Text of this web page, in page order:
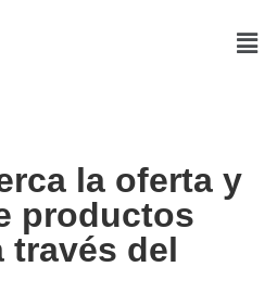
la oferta y
productos
través del